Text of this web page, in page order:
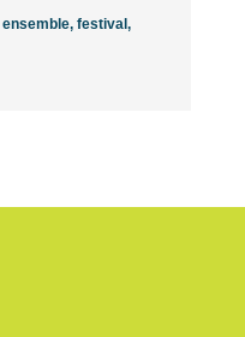
ensemble, festival ,